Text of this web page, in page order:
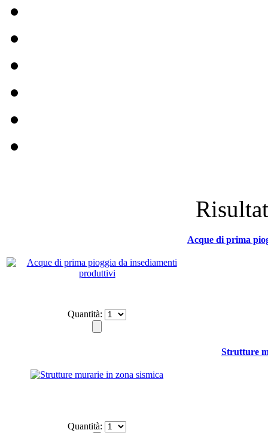
Acque di prima
Quantità:
Strutture
Quantità: